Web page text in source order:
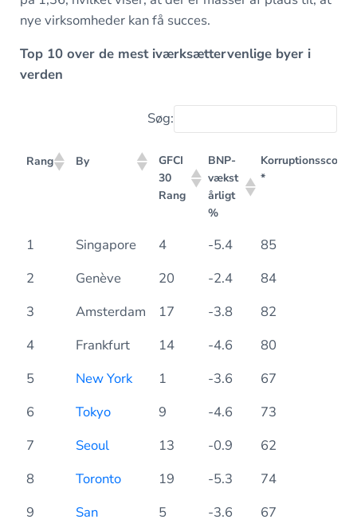
nye virksomheder kan få succes.
Top 10 over de mest iværksættervenlige byer i
verden
Søg:
Rang By
GFCI
30
Rang
BNP-
vækst
årligt
%
Korruptionsscore
*
Rang By
GFCI
Rang
BNP-
årligt
Korruptionsscore
1 Singapore 4 -5.4
85
2
Genève 20 -2.4
84
3
Amsterdam 17 -3.8
82
4
Frankfurt 14 -4.6
80
5
New York 1 -3.6
67
6
Tokyo 9 -4.6
73
7
Seoul 13 -0.9
62
8
Toronto 19 -5.3
74
9
San
5 -3.6 67